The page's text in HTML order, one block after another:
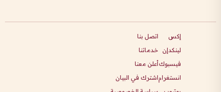
إكس
لينكدإن
فيسبوك
انستغرام
اتصل بنا
خدماتنا
أعلن معنا
اشترك في البيان